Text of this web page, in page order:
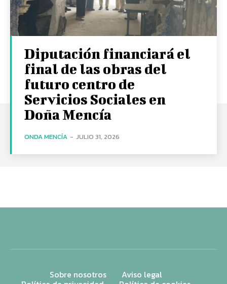
Diputación financiará el
final de las obras del
futuro centro de
Servicios Sociales en
Doña Mencía
ONDA MENCÍA - JULIO 31, 2026
Sobre nosotros Aviso legal